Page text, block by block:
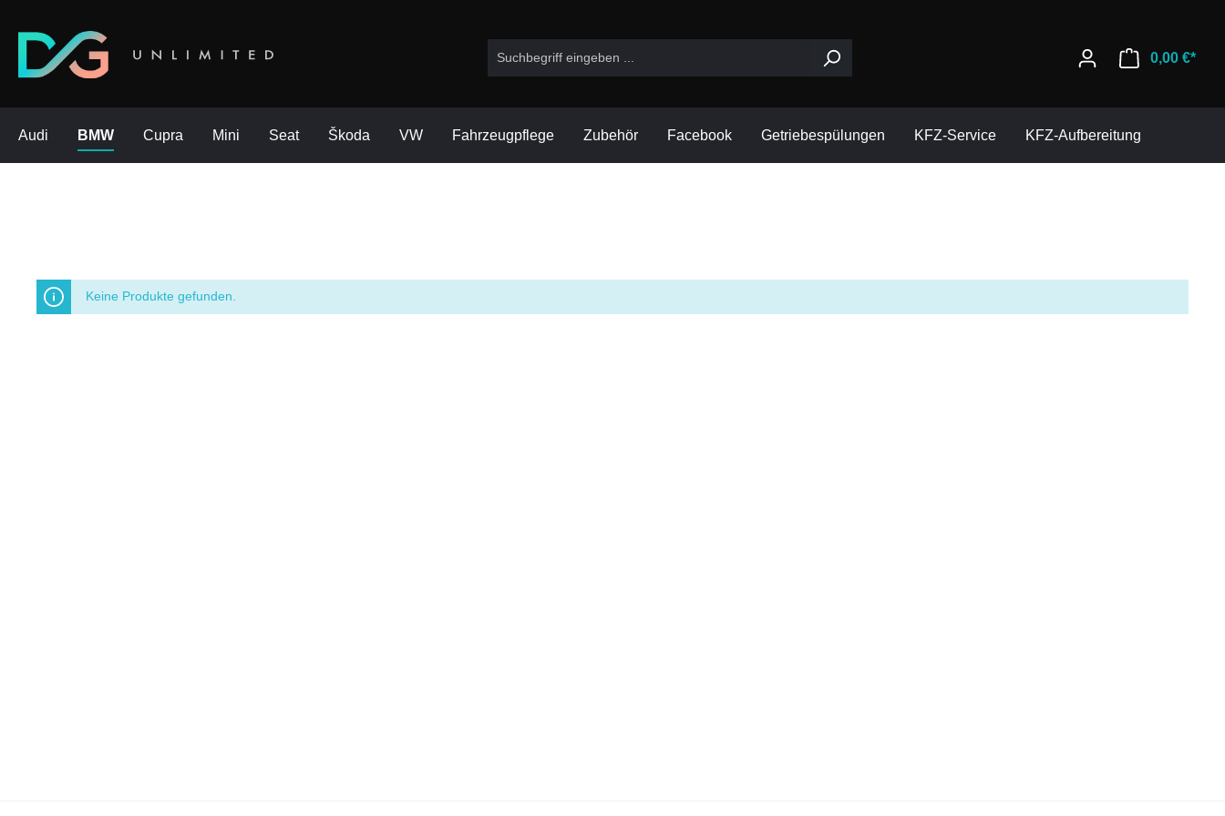
0,00 €*
Audi BMW Cupra Mini Seat Škoda VW Fahrzeugpflege Zubehör Facebook Getriebespülungen KFZ-Service KFZ-Aufbereitung
Keine Produkte gefunden.